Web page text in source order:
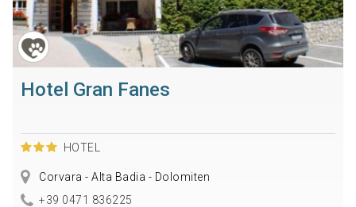
Hotel Gran Fanes
HOTEL
Corvara - Alta Badia - Dolomiten
+39 0471 836225